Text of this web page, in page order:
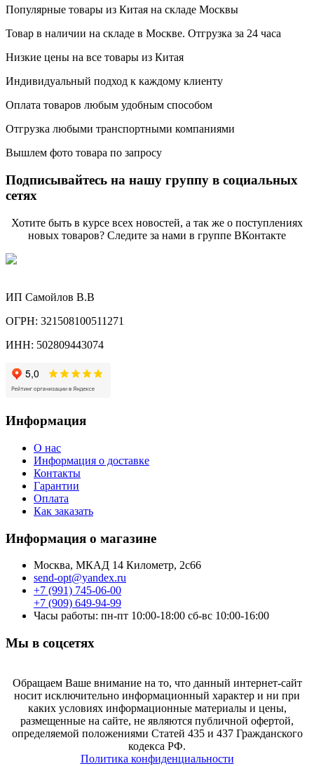
Популярные товары из Китая на складе Москвы
Товар в наличии на складе в Москве. Отгрузка за 24 часа
Низкие цены на все товары из Китая
Индивидуальный подход к каждому клиенту
Оплата товаров любым удобным способом
Отгрузка любыми транспортными компаниями
Вышлем фото товара по запросу
Подписывайтесь на нашу группу в социальных
сетях
Хотите быть в курсе всех новостей, а так же о поступлениях
новых товаров? Следите за нами в группе ВКонтакте
ИП Самойлов В.В
ОГРН: 321508100511271
ИНН: 502809443074
Информация
О нас
Информация о доставке
Контакты
Гарантии
Оплата
Как заказать
Информация о магазине
Москва, МКАД 14 Километр, 2с66
send-opt@yandex.ru
+7 (991) 745-06-00
+7 (909) 649-94-99
Часы работы: пн-пт 10:00-18:00 сб-вс 10:00-16:00
Мы в соцсетях
Обращаем Ваше внимание на то, что данный интернет-сайт
носит исключительно информационный характер и ни при
каких условиях информационные материалы и цены,
размещенные на сайте, не являются публичной офертой,
определяемой положениями Статей 435 и 437 Гражданского
кодекса РФ.
Политика конфиденциальности